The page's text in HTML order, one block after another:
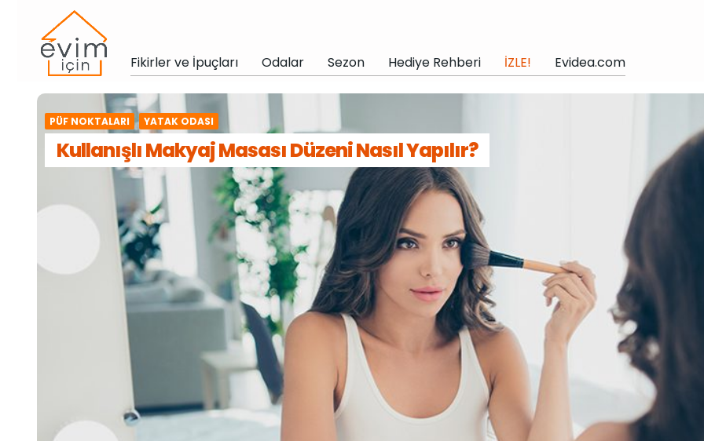
Fikirler ve İpuçları Odalar Sezon Hediye Rehberi İZLE! Evidea.com
PÜF NOKTALARI YATAK ODASI
Kullanışlı Makyaj Masası Düzeni Nasıl Yapılır?